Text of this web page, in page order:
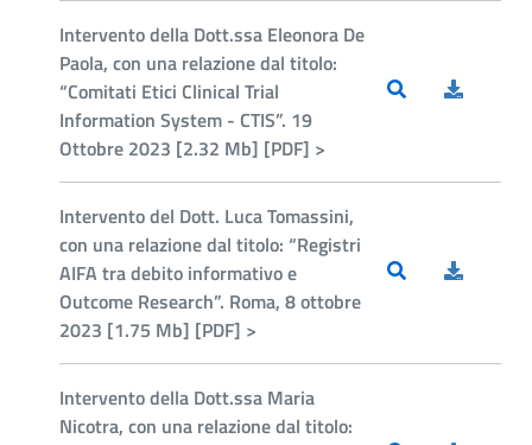
Intervento della Dott.ssa Eleonora De
Paola, con una relazione dal titolo:
“Comitati Etici Clinical Trial
Information System - CTIS”. 19
Ottobre 2023 [2.32 Mb] [PDF] >
Intervento del Dott. Luca Tomassini,
con una relazione dal titolo: “Registri
AIFA tra debito informativo e
Outcome Research”. Roma, 8 ottobre
2023 [1.75 Mb] [PDF] >
Intervento della Dott.ssa Maria
Nicotra, con una relazione dal titolo: